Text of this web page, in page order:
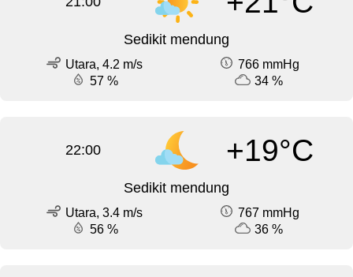
Sedikit mendung
Utara, 4.2 m/s
766 mmHg
57 %
34 %
22:00 +19°C
Sedikit mendung
Utara, 3.4 m/s
767 mmHg
56 %
36 %